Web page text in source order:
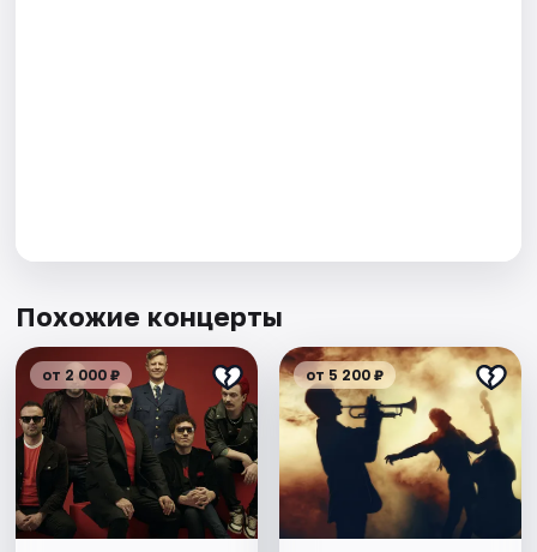
Похожие концерты
от 2 000 ₽ от 5 200 ₽